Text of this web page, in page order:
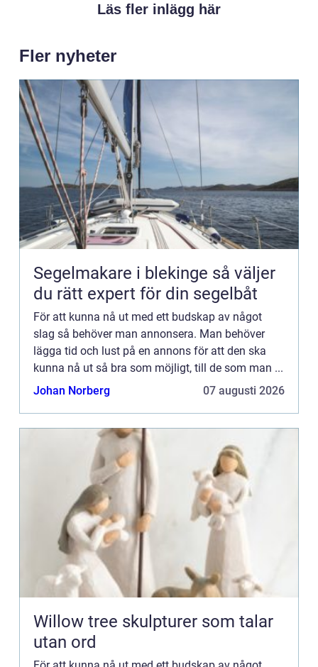
Läs fler inlägg här
Fler nyheter
Segelmakare i blekinge så väljer
du rätt expert för din segelbåt
För att kunna nå ut med ett budskap av något
slag så behöver man annonsera. Man behöver
lägga tid och lust på en annons för att den ska
kunna nå ut så bra som möjligt, till de som man ...
Johan Norberg
07 augusti 2026
Willow tree skulpturer som talar
utan ord